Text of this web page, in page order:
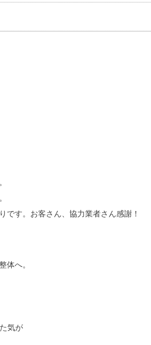
です。お客さん、協力業者さん感謝！
体へ。
気が